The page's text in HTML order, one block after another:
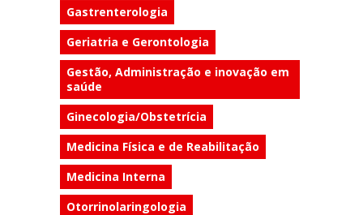
Gastrenterologia
Geriatria e Gerontologia
Gestão, Administração e inovação em
saúde
Ginecologia/Obstetrícia
Medicina Física e de Reabilitação
Medicina Interna
Otorrinolaringologia